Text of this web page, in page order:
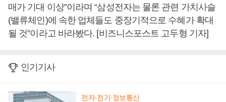
매가 기대 이상”이라며 “삼성전자는 물론 관련 가치사슬
(밸류체인)에 속한 업체들도 중장기적으로 수혜가 확대
될 것”이라고 바라봤다. [비즈니스포스트 고두형 기자]
인기기사
전자·전기·정보통신